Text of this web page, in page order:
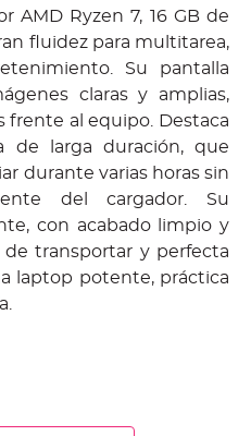
AMD Ryzen 7, 16 GB de
fluidez para multitarea,
Su pantalla
claras y amplias,
frente al equipo. Destaca
de larga duración, que
durante varias horas sin
del cargador. Su
con acabado limpio y
de transportar y perfecta
laptop potente, práctica